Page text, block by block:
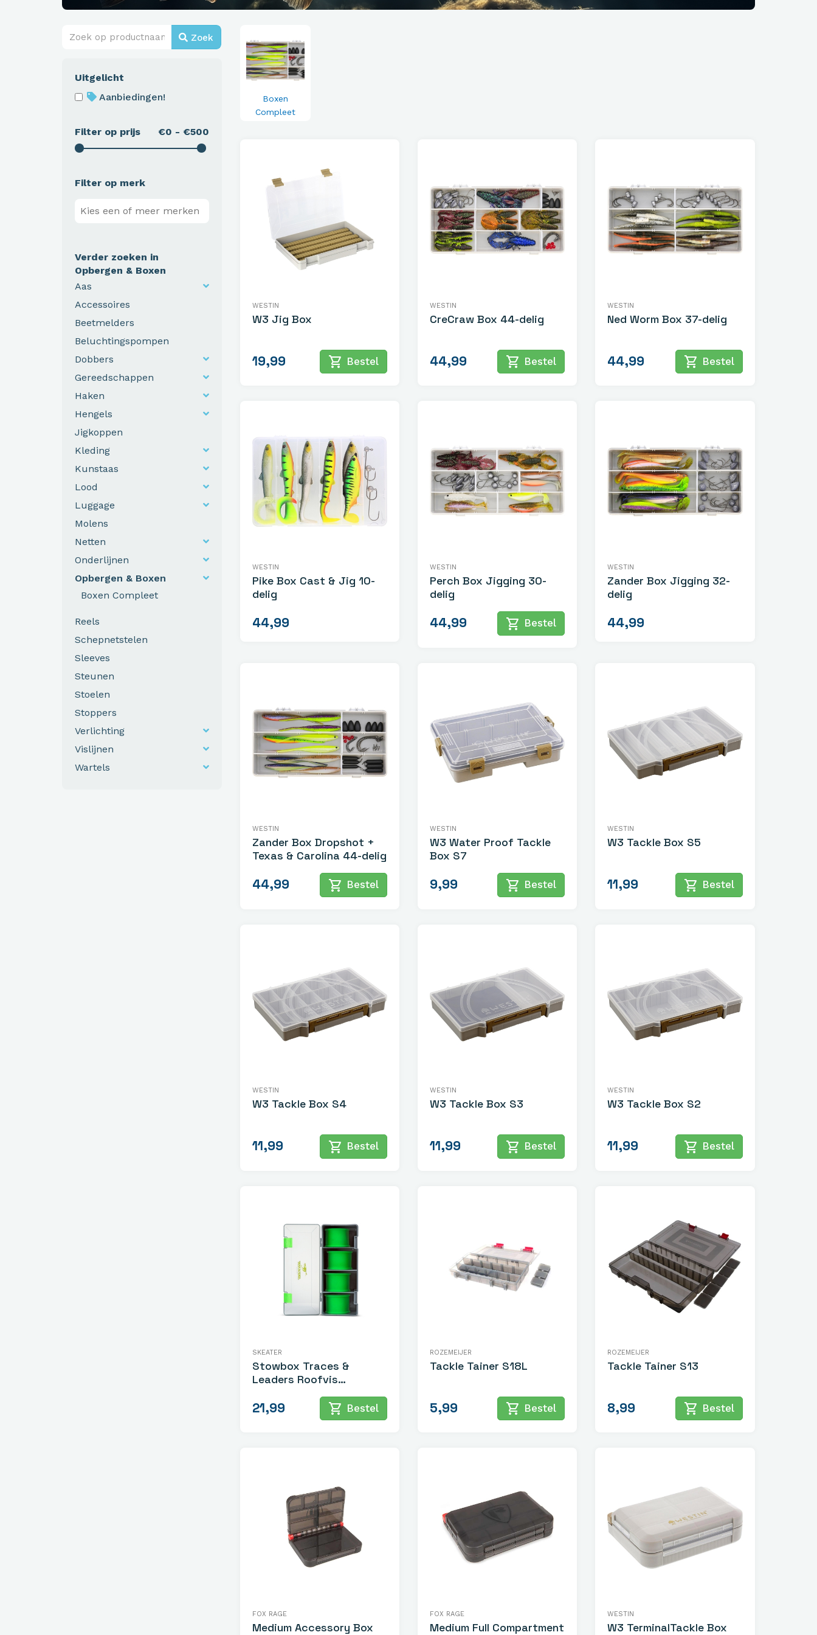
Zoek
Uitgelicht
Aanbiedingen!
€0 - €500
Filter op prijs
Filter op merk
Verder zoeken in
Opbergen & Boxen
Aas
Accessoires
Beetmelders
Beluchtingspompen
Dobbers
Gereedschappen
Haken
Hengels
Jigkoppen
Kleding
Kunstaas
Lood
Luggage
Molens
Netten
Onderlijnen
Opbergen & Boxen
Boxen Compleet
Reels
Schepnetstelen
Sleeves
Steunen
Stoelen
Stoppers
Verlichting
Vislijnen
Wartels
Boxen
Compleet
WESTIN
W3 Jig Box
19,99 shopping_cart Bestel
WESTIN
CreCraw Box 44-delig
44,99 shopping_cart Bestel
WESTIN
Ned Worm Box 37-delig
44,99 shopping_cart Bestel
WESTIN
Pike Box Cast & Jig 10-
delig
44,99
WESTIN
Perch Box Jigging 30-
delig
44,99 shopping_cart Bestel
WESTIN
Zander Box Jigging 32-
delig
44,99
WESTIN
Zander Box Dropshot +
Texas & Carolina 44-delig
44,99 shopping_cart Bestel
WESTIN
W3 Water Proof Tackle
Box S7
9,99 shopping_cart Bestel
WESTIN
W3 Tackle Box S5
11,99 shopping_cart Bestel
WESTIN
W3 Tackle Box S4
11,99 shopping_cart Bestel
WESTIN
W3 Tackle Box S3
11,99 shopping_cart Bestel
WESTIN
W3 Tackle Box S2
11,99 shopping_cart Bestel
SKEATER
Stowbox Traces &
Leaders Roofvis
21,99 shopping_cart Bestel
ROZEMEIJER
Tackle Tainer S18L
5,99 shopping_cart Bestel
ROZEMEIJER
Tackle Tainer S13
8,99 shopping_cart Bestel
FOX RAGE
Medium Accessory Box
FOX RAGE
Medium Full Compartment
WESTIN
W3 TerminalTackle Box